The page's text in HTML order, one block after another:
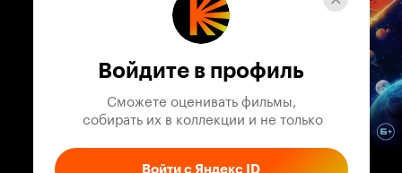
Телепрограмма
Служба поддержки
Войдите в профиль
Сможете оценивать фильмы,
собирать их в коллекции и не только
Войти с Яндекс ID